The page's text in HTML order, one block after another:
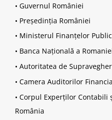
• Guvernul României
• Președinția României
• Ministerul Finanțelor
• Banca Națională a
• Autoritatea de
• Camera Auditorilor
• Corpul Experților
România